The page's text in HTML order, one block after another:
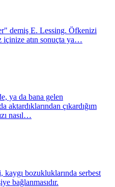
demiş E. Lessing. Öfkenizi
içinize atın sonuçta ya…
ya da bana gelen
aktardıklarından çıkardığım
nasıl…
bozukluklarında serbest
bağlanmasıdır.